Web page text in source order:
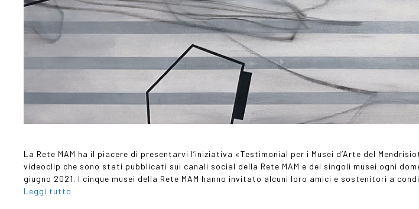
La Rete MAM ha il piacere di presentarvi l’iniziativa «Testimonial per i Musei d’Arte del
videoclip che sono stati pubblicati sui canali social della Rete MAM e dei singoli musei ogni
giugno 2021. I cinque musei della Rete MAM hanno invitato alcuni loro amici e sostenitori a
Leggi tutto